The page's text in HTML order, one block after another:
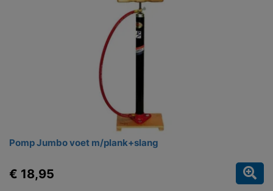
Pomp Jumbo voet m/plank+slang
€ 18,95